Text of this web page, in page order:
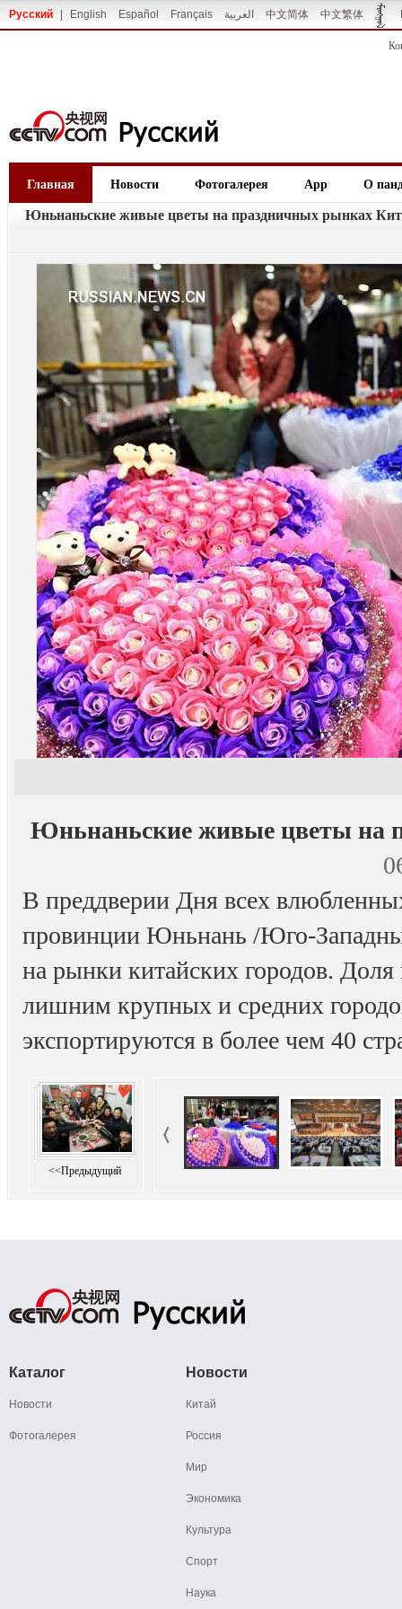
Русский English Español Français العربية 中文简体 中文繁体
Главная Новости Фотогалерея App О
Юньнаньские живые цветы на праздничных рынках
Юньнаньские живые цветы на
В преддверии Дня всех
провинции Юньнань /Юго-
на рынки китайских городов.
лишним крупных и средних
экспортируются в более чем 40
<<Предыдущий
Каталог
Новости
Фотогалерея
Новости
Китай
Россия
Мир
Экономика
Культура
Спорт
Наука